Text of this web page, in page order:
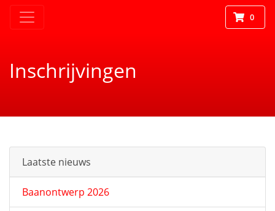
0
Inschrijvingen
Laatste nieuws
Baanontwerp 2026